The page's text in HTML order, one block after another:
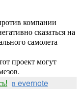
компании
сказаться на
самолета
проект могут
в evernote